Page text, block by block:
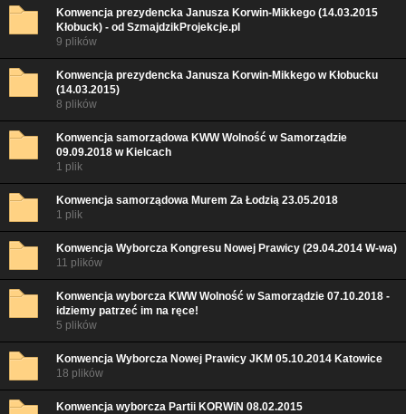
Konwencja prezydencka Janusza Korwin-Mikkego (14.03.2015
Kłobuck) - od SzmajdzikProjekcje.pl
9 plików
Konwencja prezydencka Janusza Korwin-Mikkego w Kłobucku
(14.03.2015)
8 plików
Konwencja samorządowa KWW Wolność w Samorządzie
09.09.2018 w Kielcach
1 plik
Konwencja samorządowa Murem Za Łodzią 23.05.2018
1 plik
Konwencja Wyborcza Kongresu Nowej Prawicy (29.04.2014 W-wa)
11 plików
Konwencja wyborcza KWW Wolność w Samorządzie 07.10.2018 -
idziemy patrzeć im na ręce!
5 plików
Konwencja Wyborcza Nowej Prawicy JKM 05.10.2014 Katowice
18 plików
Konwencja wyborcza Partii KORWiN 08.02.2015